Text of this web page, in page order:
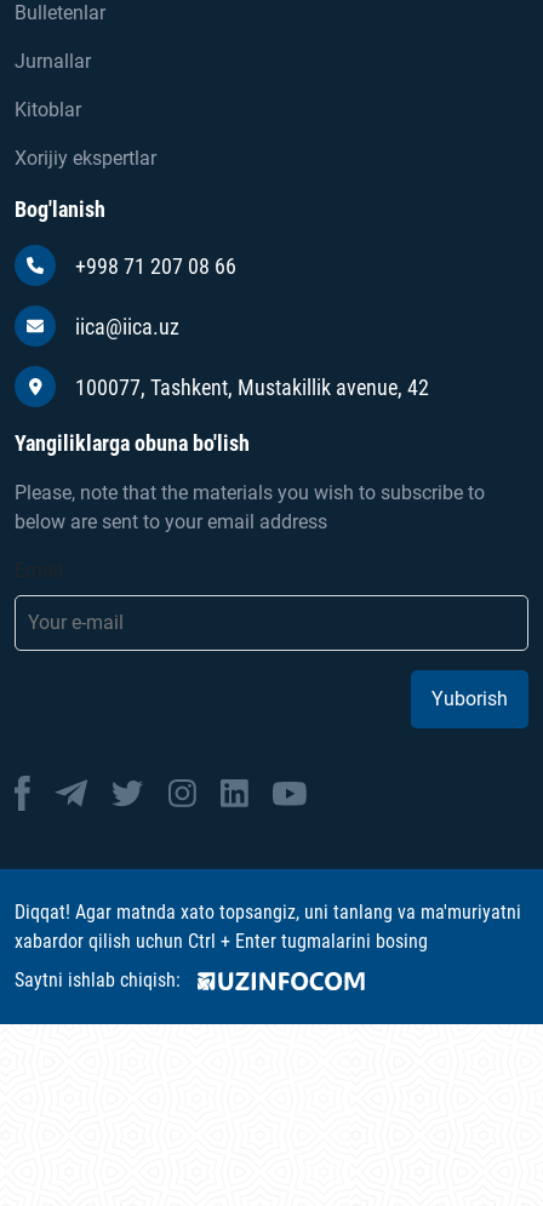
Bulletenlar
Jurnallar
Kitoblar
Xorijiy ekspertlar
Bog'lanish
+998 71 207 08 66
iica@iica.uz
100077, Tashkent, Mustakillik avenue, 42
Yangiliklarga obuna bo'lish
Please, note that the materials you wish to subscribe to
below are sent to your email address
Yuborish
Diqqat! Agar matnda xato topsangiz, uni tanlang va ma'muriyatni
xabardor qilish uchun Ctrl + Enter tugmalarini bosing
Saytni ishlab chiqish: